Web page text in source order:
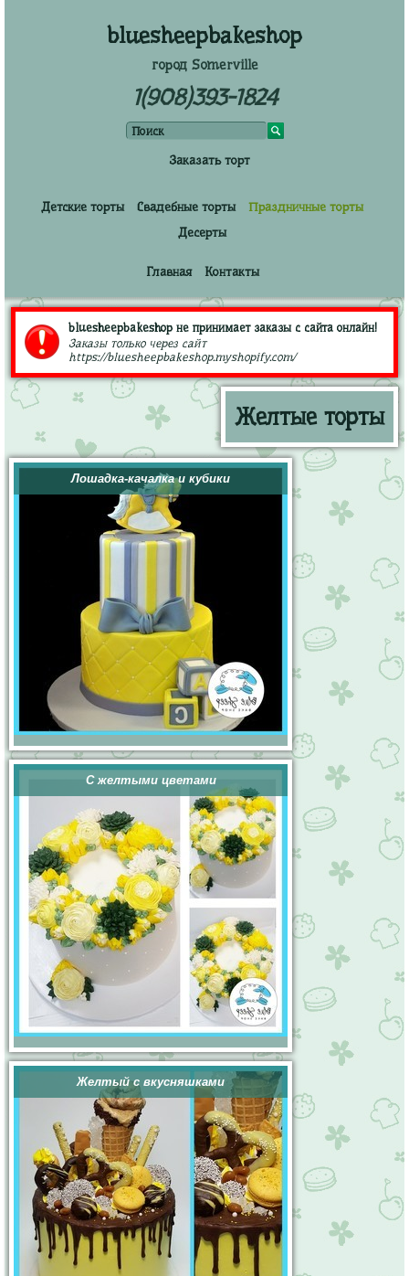
bluesheepbakeshop
город Somerville
1(908)393-1824
Заказать торт
Детские торты Свадебные торты
Праздничные торты
Десерты
Главная Контакты
bluesheepbakeshop не принимает заказы с сайта онлайн!
Заказы только через сайт
https://bluesheepbakeshop.myshopify.com/
Желтые торты
Лошадка-качалка и кубики
С желтыми цветами
Желтый с вкусняшками